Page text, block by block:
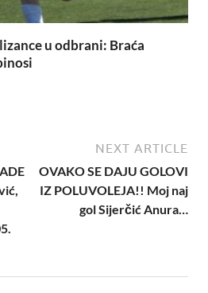
u odbrani: Braća
NEXT ARTICLE
OVAKO SE DAJU GOLOVI
IZ POLUVOLEJA!! Moj naj
gol Sijerčić Anura…